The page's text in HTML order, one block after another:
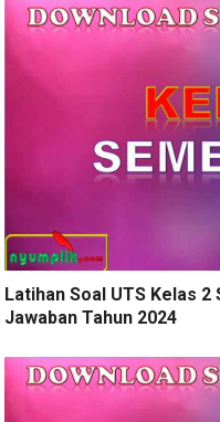
Latihan Soal UTS Kelas
Jawaban Tahun 2024